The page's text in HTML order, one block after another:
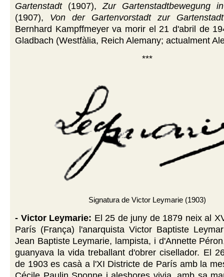
Gartenstadt(1907), Zur Gartenstadtbewegung
(1907), Von der Gartenvorstadt zur Gartenstadt
Bernhard Kampffmeyer va morir el 21 d'abril de
Gladbach (Westfàlia, Reich Alemany; actualment
***
Signatura de Victor Leymarie (1903)
- Victor Leymarie: El 25 de juny de 1879 neix al
París (França) l'anarquista Victor Baptiste
Jean Baptiste Leymarie, lampista, i d'Annette
guanyava la vida treballant d'obrer cisellador. El
de 1903 es casà a l'XI Districte de París amb la